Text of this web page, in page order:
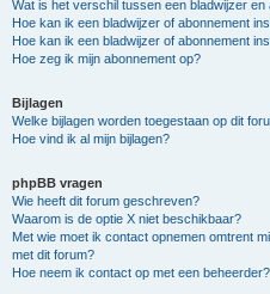
Wat is het verschil tussen een bladwijzer en
Hoe kan ik een bladwijzer of abonnement
Hoe kan ik een bladwijzer of abonnement
Hoe zeg ik mijn abonnement op?
Bijlagen
Welke bijlagen worden toegestaan op dit
Hoe vind ik al mijn bijlagen?
phpBB vragen
Wie heeft dit forum geschreven?
Waarom is de optie X niet beschikbaar?
Met wie moet ik contact opnemen omtrent
met dit forum?
Hoe neem ik contact op met een beheerder?